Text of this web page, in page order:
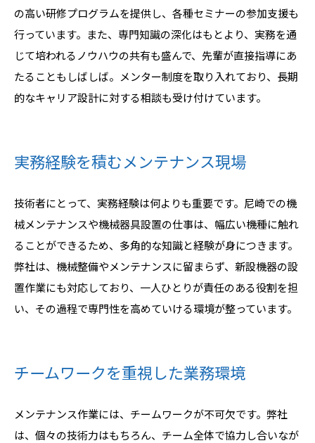
の高い研修プログラムを提供し、各種セミナーの参加支援も
行っています。また、専門知識の深化はもとより、実務を通
じて培われるノウハウの共有も盛んで、先輩が直接指導にあ
たることもしばしば。メンター制度を取り入れており、長期
的なキャリア設計に対する相談も受け付けています。
実務経験を積むメンテナンス現場
技術者にとって、実務経験は何よりも重要です。尼崎での機
械メンテナンスや機械器具設置の仕事は、幅広い機種に触れ
ることができるため、多角的な知識と経験が身につきます。
弊社は、機械整備やメンテナンスに留まらず、新設機器の設
置作業にも対応しており、一人ひとりが責任のある役割を担
い、その過程で専門性を高めていける環境が整っています。
チームワークを重視した業務環境
メンテナンス作業には、チームワークが不可欠です。弊社
は、個々の技術力はもちろん、チーム全体で協力し合いなが